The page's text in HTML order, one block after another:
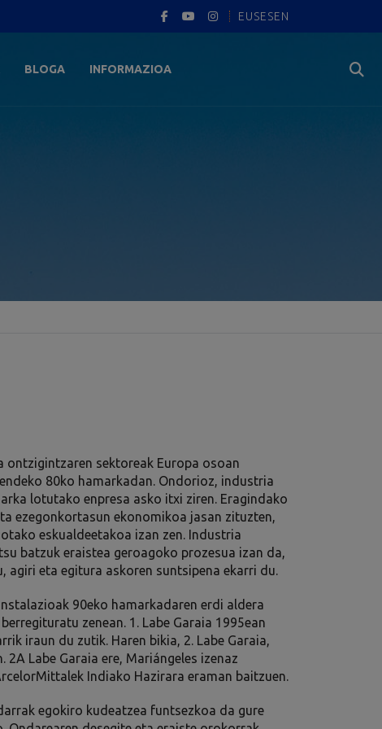
EUSESEN
BLOGA INFORMAZIOA
ontzigintzaren sektoreak Europa osoan
80ko hamarkadan. Ondorioz, industria
lotutako enpresa asko itxi ziren. Eragindako
ezegonkortasun ekonomikoa jasan zituzten,
eskualdeetakoa izan zen. Industria
batzuk eraistea geroagoko prozesua izan da,
agiri eta egitura askoren suntsipena ekarri du.
90eko hamarkadaren erdi aldera
zenean. 1. Labe Garaia 1995ean
iraun du zutik. Haren bikia, 2. Labe Garaia,
Labe Garaia ere, Mariángeles izenaz
Indiako Hazirara eraman baitzuen.
egokiro kudeatzea funtsezkoa da gure